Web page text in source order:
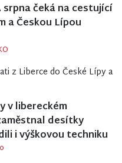
srpna čeká na cestující
a Českou Lípou
z Liberce do České Lípy a
v libereckém
desítky
i výškovou techniku